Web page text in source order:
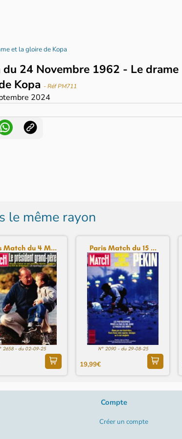
et la gloire de Kopa
du 24 Novembre 1962 - Le drame
Kopa - Réf PM711
2024
le même rayon
Match du 4 M...
2658 - du 02-09-25
Paris Match du 15 ...
N° 2090 - du 29-08-25
19,99€
Compte
Créer un compte